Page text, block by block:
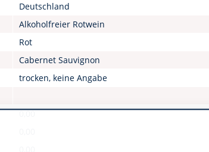
Deutschland
Alkoholfreier Rotwein
Rot
Cabernet Sauvignon
trocken, keine Angabe
0,00